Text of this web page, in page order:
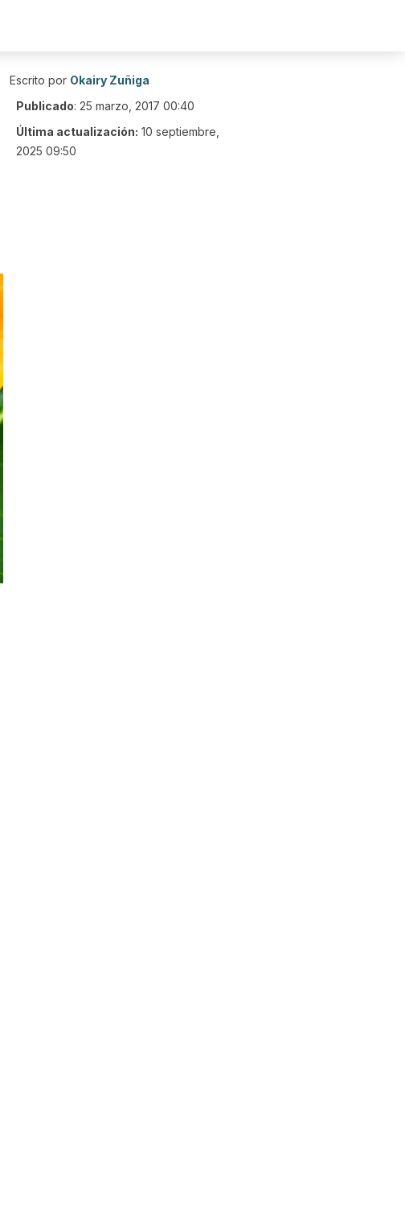
Escrito por Okairy Zuñiga
Publicado: 25 marzo, 2017 00:40
Última actualización: 10 septiembre,
2025 09:50